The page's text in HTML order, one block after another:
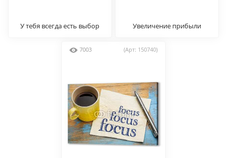
У тебя всегда есть выбор Увеличение прибыли
7003 (Арт: 150740)